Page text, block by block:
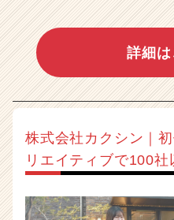
詳細は
株式会社カクシン｜
リエイティブで100社